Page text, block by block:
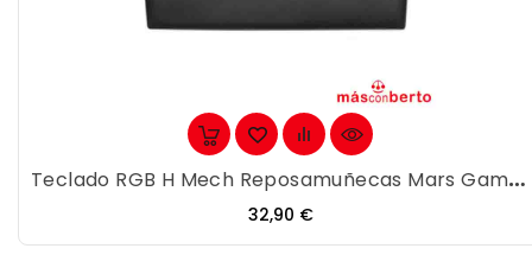
Teclado RGB H Mech Reposamuñecas Mars Gaming...
Precio
32,90 €